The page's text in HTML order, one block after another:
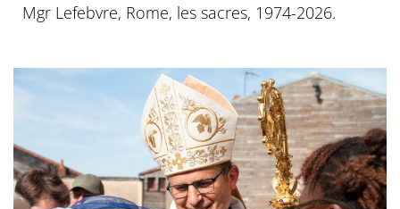
Mgr Lefebvre, Rome, les sacres, 1974-2026.